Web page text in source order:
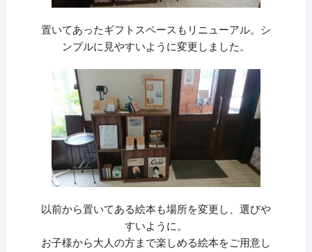
置いてあったギフトスペースもリニューアル。シ
ンプルに見やすいように変更しました。
以前から置いてある絵本も場所を変更し、選びや
すいように。
お子様から大人の方まで楽しめる絵本をご用意し